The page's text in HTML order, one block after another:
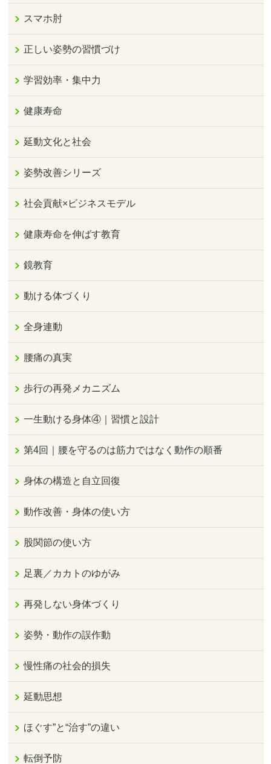
スマホ肘
正しい姿勢の習慣づけ
学習効率・集中力
健康寿命
延動文化と社会
姿勢改善シリーズ
社会貢献×ビジネスモデル
健康寿命を伸ばす教育
鏡教育
動ける体づくり
全身連動
腰痛の真実
歩行の再発メカニズム
一生動ける身体④｜習慣と設計
第4回｜腰を守るのは筋力ではなく動作の順番
身体の構造と自立回復
動作改善・身体の使い方
股関節の使い方
足裏／カカトのゆがみ
再発しない身体づくり
姿勢・動作の誤作動
慢性痛の社会的損失
延動思想
ほぐす”と“治す”の違い
転倒予防